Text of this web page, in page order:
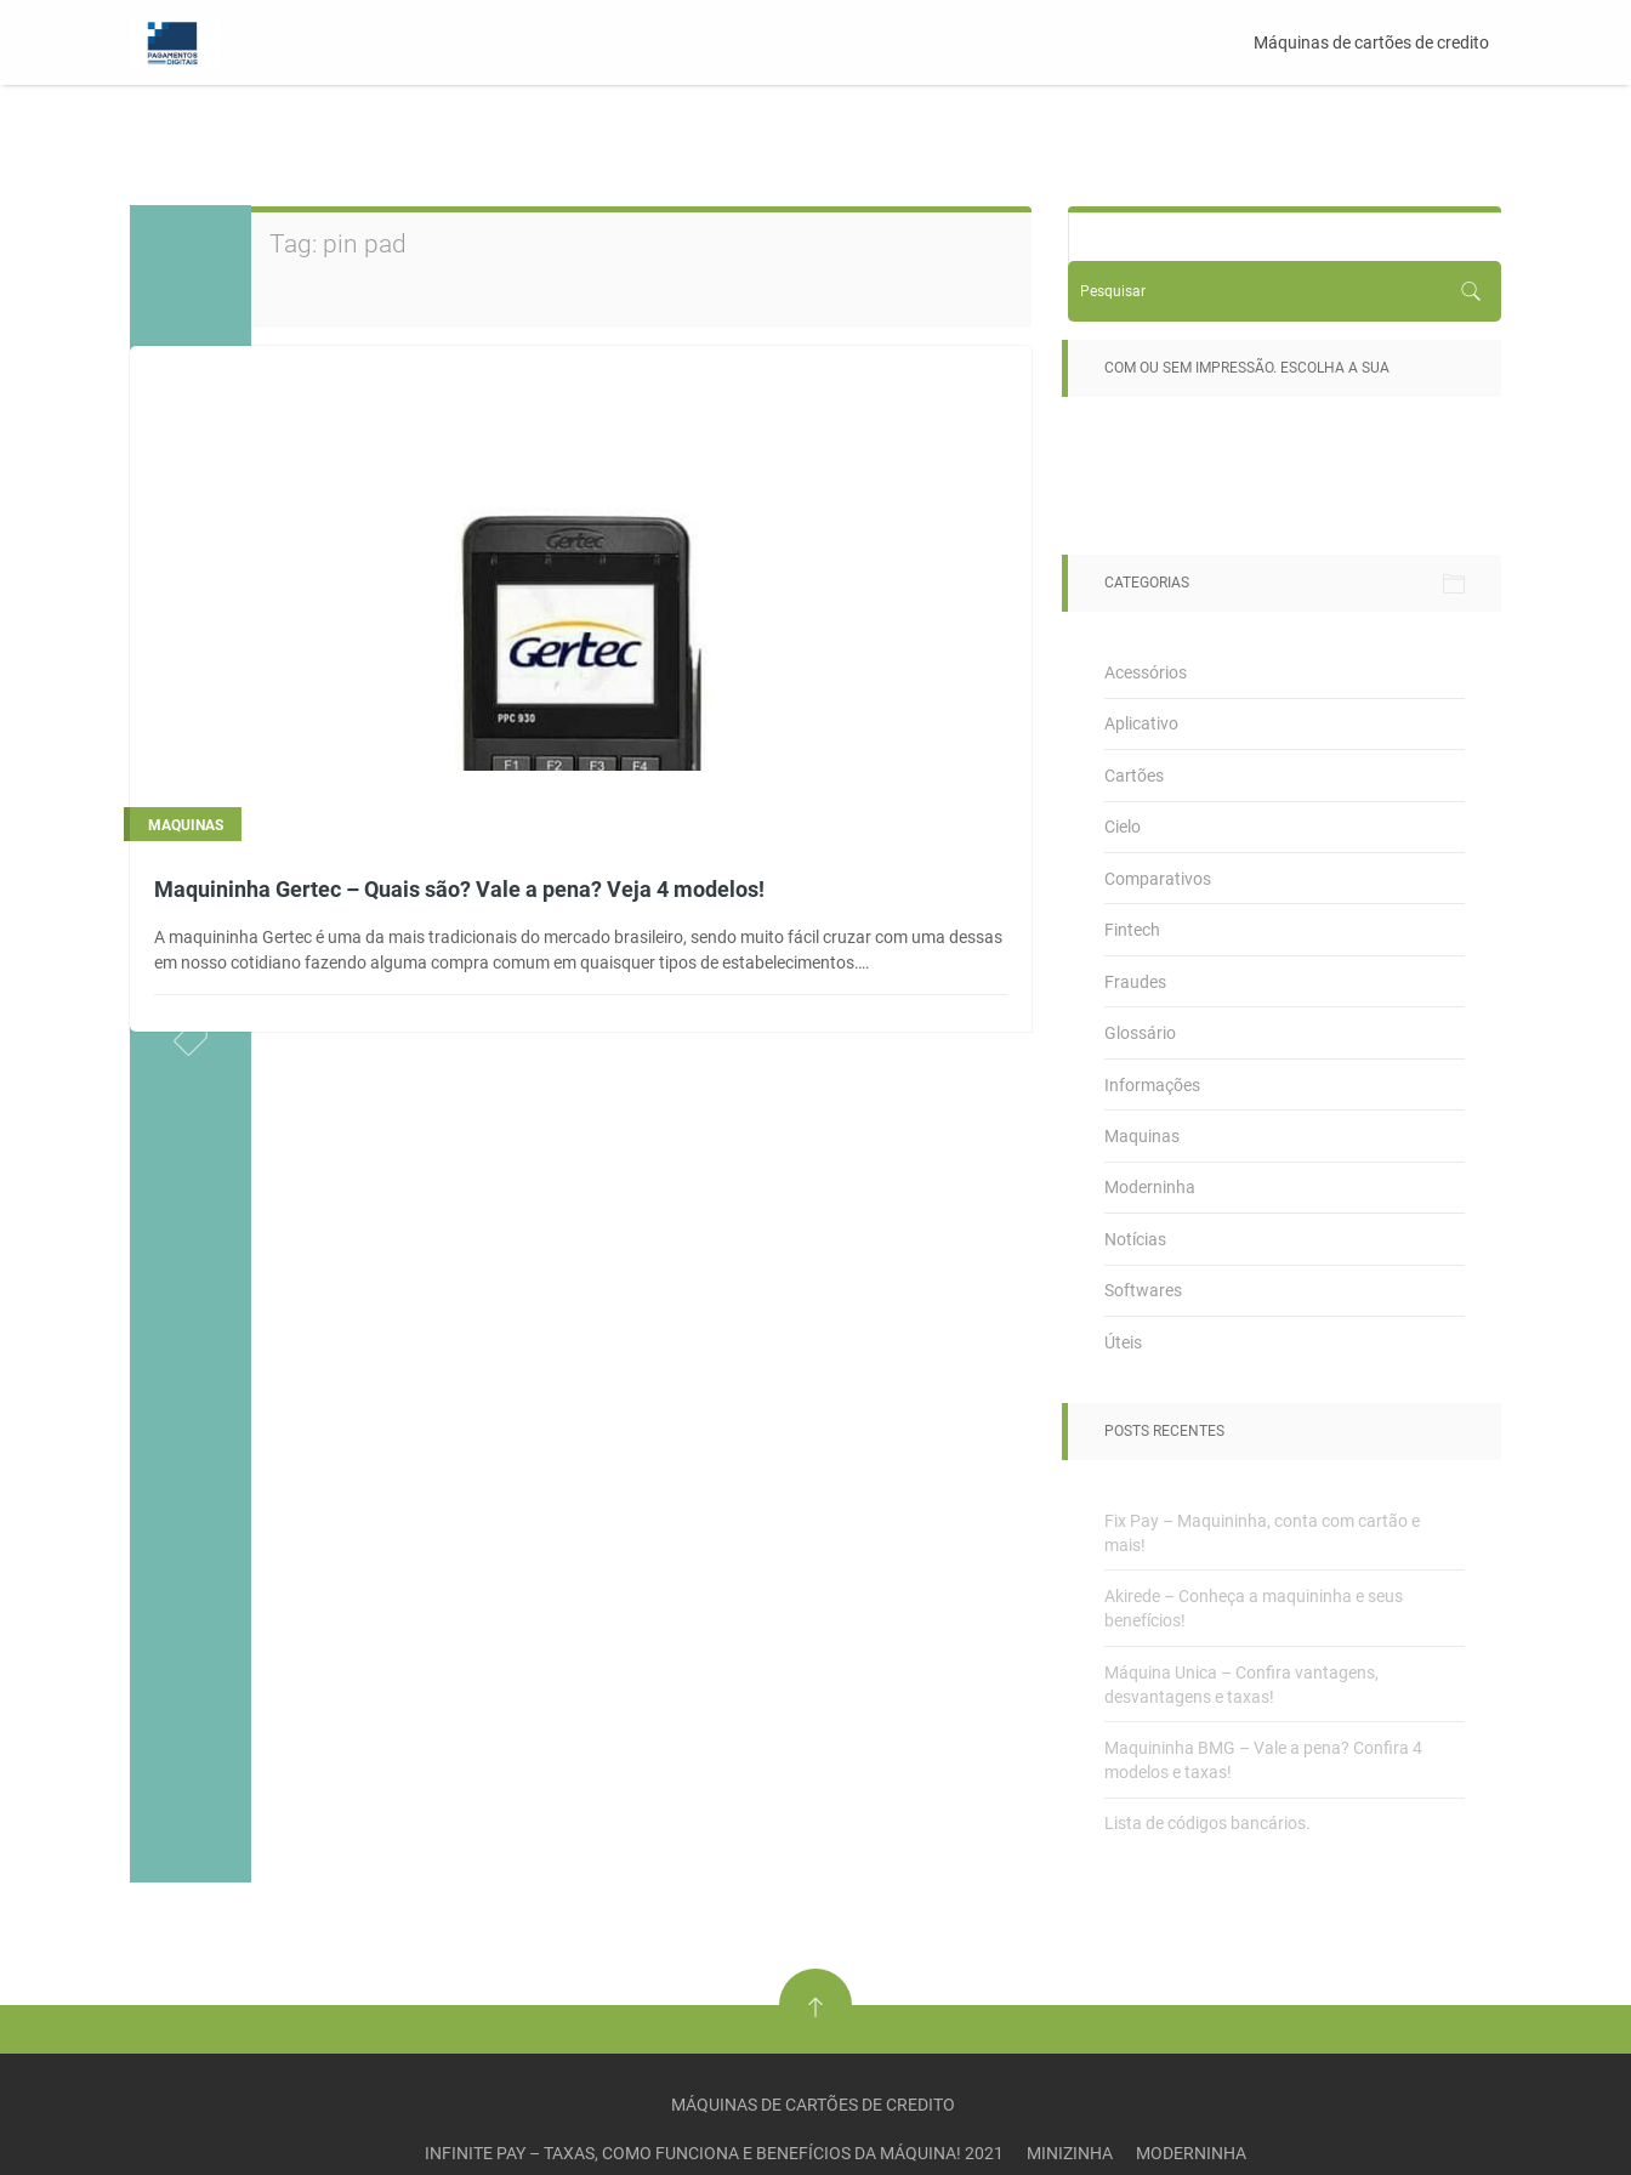
Máquinas de cartões de credito
Tag: pin pad
MAQUINAS
Maquininha Gertec – Quais são? Vale a pena? Veja 4 modelos!
A maquininha Gertec é uma da mais tradicionais do mercado brasileiro, sendo muito fácil cruzar com uma dessas
em nosso cotidiano fazendo alguma compra comum em quaisquer tipos de estabelecimentos….
COM OU SEM IMPRESSÃO. ESCOLHA A SUA
CATEGORIAS
Acessórios
Aplicativo
Cartões
Cielo
Comparativos
Fintech
Fraudes
Glossário
Informações
Maquinas
Moderninha
Notícias
Softwares
Úteis
POSTS RECENTES
Fix Pay – Maquininha, conta com cartão e
mais!
Akirede – Conheça a maquininha e seus
benefícios!
Máquina Unica – Confira vantagens,
desvantagens e taxas!
Maquininha BMG – Vale a pena? Confira 4
modelos e taxas!
Lista de códigos bancários.
MÁQUINAS DE CARTÕES DE CREDITO
INFINITE PAY – TAXAS, COMO FUNCIONA E BENEFÍCIOS DA MÁQUINA! 2021 MINIZINHA MODERNINHA